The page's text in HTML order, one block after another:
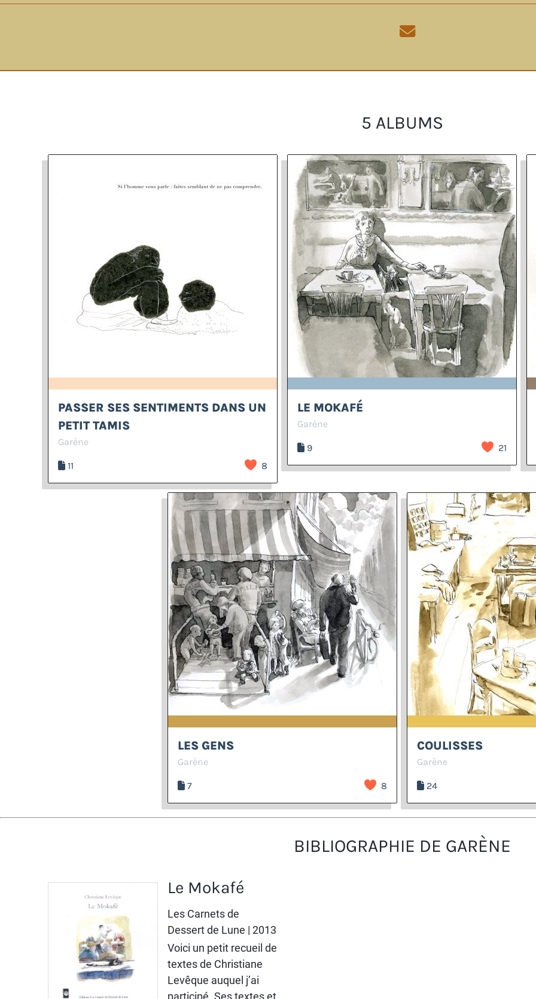
5 ALBUMS
PASSER SES SENTIMENTS DANS UN
PETIT TAMIS
Garène
11 8
LE MOKAFÉ
Garène
9 21
LES GENS
Garène
7 8
COULISSES
Garène
24
BIBLIOGRAPHIE DE GARÈNE
Le Mokafé
Les Carnets de
Dessert de Lune | 2013
Voici un petit recueil de
textes de Christiane
Levêque auquel j’ai
participé. Ses textes et